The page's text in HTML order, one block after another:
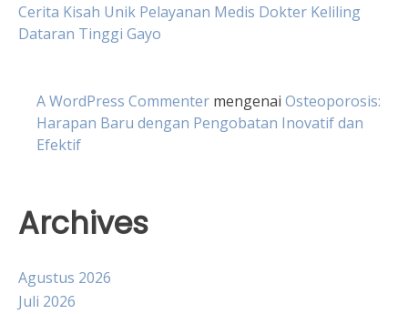
Cerita Kisah Unik Pelayanan Medis Dokter Keliling
Dataran Tinggi Gayo
A WordPress Commenter mengenai Osteoporosis:
Harapan Baru dengan Pengobatan Inovatif dan
Efektif
Archives
Agustus 2026
Juli 2026